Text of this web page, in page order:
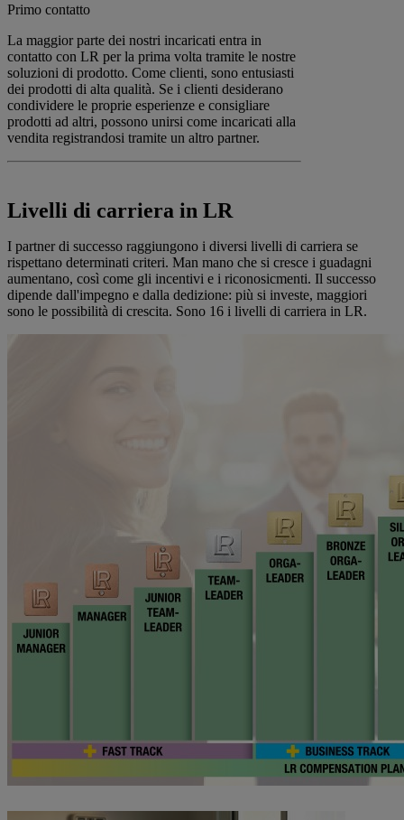
Primo contatto
La maggior parte dei nostri incaricati entra in
contatto con LR per la prima volta tramite le nostre
soluzioni di prodotto. Come clienti, sono entusiasti
dei prodotti di alta qualità. Se i clienti desiderano
condividere le proprie esperienze e consigliare
prodotti ad altri, possono unirsi come incaricati alla
vendita registrandosi tramite un altro partner.
Livelli di carriera in LR
I partner di successo raggiungono i diversi livelli di carriera se
rispettano determinati criteri. Man mano che si cresce i guadagni
aumentano, così come gli incentivi e i riconosicmenti. Il successo
dipende dall'impegno e dalla dedizione: più si investe, maggiori
sono le possibilità di crescita. Sono 16 i livelli di carriera in LR.